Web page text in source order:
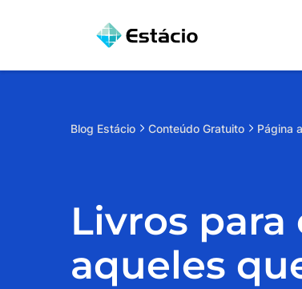
Blog Estácio Conteúdo Gratuito Página
Livros
aqueles